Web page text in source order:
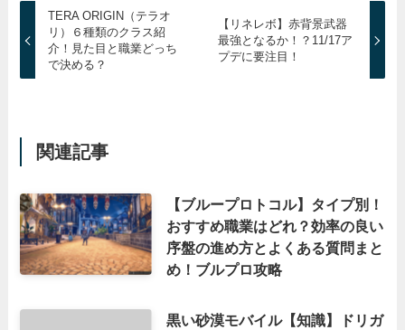
TERA ORIGIN（テラオ
リ）６種類のクラス紹
介！見た目と職業どっち
で決める？
【リネレボ】赤背景武器
最強となるか！？11/17ア
プデに要注目！
関連記事
【ブループロトコル】タイプ別！
おすすめ職業はどれ？効率の良い
序盤の進め方とよくある質問まと
め！ブルプロ攻略
黒い砂漠モバイル【知識】ドリガ